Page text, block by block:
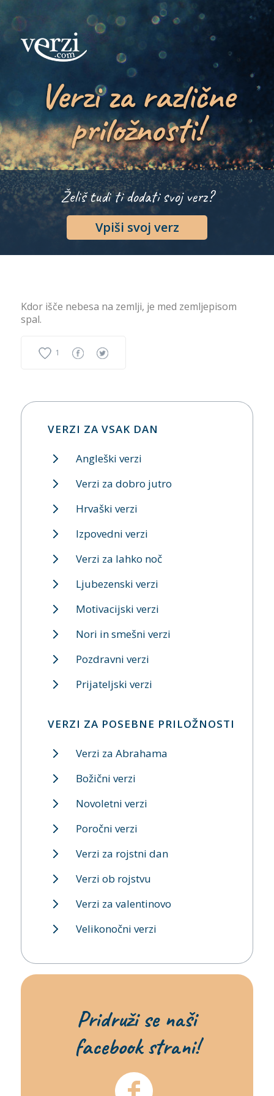
Verzi za različne
priložnosti!
Želiš tudi ti dodati svoj verz?
Vpiši svoj verz
Kdor išče nebesa na zemlji, je med zemljepisom
spal.
1
VERZI ZA VSAK DAN
Angleški verzi
Verzi za dobro jutro
Hrvaški verzi
Izpovedni verzi
Verzi za lahko noč
Ljubezenski verzi
Motivacijski verzi
Nori in smešni verzi
Pozdravni verzi
Prijateljski verzi
VERZI ZA POSEBNE PRILOŽNOSTI
Verzi za Abrahama
Božični verzi
Novoletni verzi
Poročni verzi
Verzi za rojstni dan
Verzi ob rojstvu
Verzi za valentinovo
Velikonočni verzi
Pridruži se naši
facebook strani!